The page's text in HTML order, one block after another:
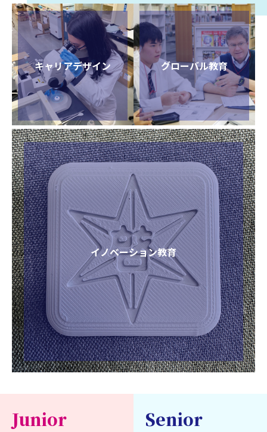
キャリアデザイン グローバル教育
イノベーション教育
Junior Senior